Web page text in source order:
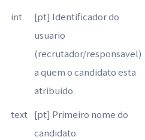
int
[pt] Identificador do
usuario
(recrutador/responsavel)
a quem o candidato esta
atribuido.
text [pt] Primeiro nome do
candidato.